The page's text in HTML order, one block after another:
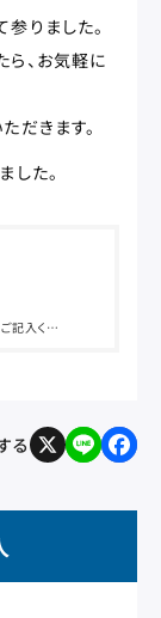
りました。
、お気軽に
だきます。
した。
記入くだ
る X L
i
n
F
a
c
o
k